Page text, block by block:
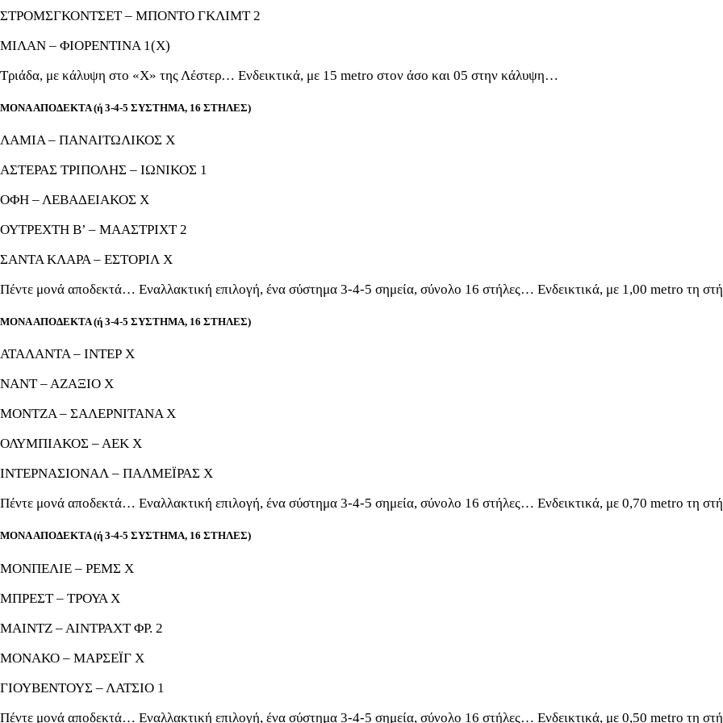
ΣΤΡΟΜΣΓΚΟΝΤΣΕΤ – ΜΠΟΝΤΟ ΓΚΛΙΜΤ 2
ΜΙΛΑΝ – ΦΙΟΡΕΝΤΙΝΑ 1(Χ)
Τριάδα, με κάλυψη στο «Χ» της Λέστερ… Ενδεικτικά, με 15 metro στον άσο και 05 στην κάλυψη…
ΜΟΝΑ ΑΠΟΔΕΚΤΑ (ή 3-4-5 ΣΥΣΤΗΜΑ, 16 ΣΤΗΛΕΣ)
ΛΑΜΙΑ – ΠΑΝΑΙΤΩΛΙΚΟΣ Χ
ΑΣΤΕΡΑΣ ΤΡΙΠΟΛΗΣ – ΙΩΝΙΚΟΣ 1
ΟΦΗ – ΛΕΒΑΔΕΙΑΚΟΣ Χ
ΟΥΤΡΕΧΤΗ Β’ – ΜΑΑΣΤΡΙΧΤ 2
ΣΑΝΤΑ ΚΛΑΡΑ – ΕΣΤΟΡΙΛ Χ
Πέντε μονά αποδεκτά… Εναλλακτική επιλογή, ένα σύστημα 3-4-5 σημεία, σύνολο 16 στήλες… Ενδεικτικά, με 1,00 metro τη
ΜΟΝΑ ΑΠΟΔΕΚΤΑ (ή 3-4-5 ΣΥΣΤΗΜΑ, 16 ΣΤΗΛΕΣ)
ΑΤΑΛΑΝΤΑ – ΙΝΤΕΡ Χ
ΝΑΝΤ – ΑΖΑΞΙΟ Χ
ΜΟΝΤΖΑ – ΣΑΛΕΡΝΙΤΑΝΑ Χ
ΟΛΥΜΠΙΑΚΟΣ – ΑΕΚ Χ
ΙΝΤΕΡΝΑΣΙΟΝΑΛ – ΠΑΛΜΕΪΡΑΣ Χ
Πέντε μονά αποδεκτά… Εναλλακτική επιλογή, ένα σύστημα 3-4-5 σημεία, σύνολο 16 στήλες… Ενδεικτικά, με 0,70 metro τη
ΜΟΝΑ ΑΠΟΔΕΚΤΑ (ή 3-4-5 ΣΥΣΤΗΜΑ, 16 ΣΤΗΛΕΣ)
ΜΟΝΠΕΛΙΕ – ΡΕΜΣ Χ
ΜΠΡΕΣΤ – ΤΡΟΥΑ Χ
ΜΑΙΝΤΖ – ΑΙΝΤΡΑΧΤ ΦΡ. 2
ΜΟΝΑΚΟ – ΜΑΡΣΕΪΓ Χ
ΓΙΟΥΒΕΝΤΟΥΣ – ΛΑΤΣΙΟ 1
Πέντε μονά αποδεκτά… Εναλλακτική επιλογή, ένα σύστημα 3-4-5 σημεία, σύνολο 16 στήλες… Ενδεικτικά, με 0,50 metro τη